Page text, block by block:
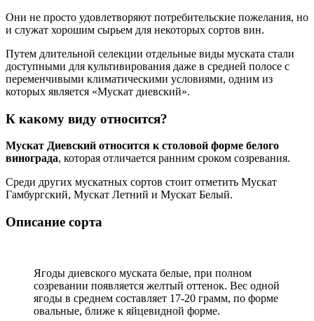
Они не просто удовлетворяют потребительские пожелания, но
и служат хорошим сырьем для некоторых сортов вин.
Путем длительной селекции отдельные виды муската стали
доступными для культивирования даже в средней полосе с
переменчивыми климатическими условиями, одним из
которых является «Мускат диевский».
К какому виду относится?
Мускат Диевский относится к столовой форме белого
винограда, которая отличается ранним сроком созревания.
Среди других мускатных сортов стоит отметить Мускат
Гамбургский, Мускат Летний и Мускат Белый.
Описание сорта
Ягоды диевского муската белые, при полном
созревании появляется желтый оттенок. Вес одной
ягоды в среднем составляет 17-20 грамм, по форме
овальные, ближе к яйцевидной форме.